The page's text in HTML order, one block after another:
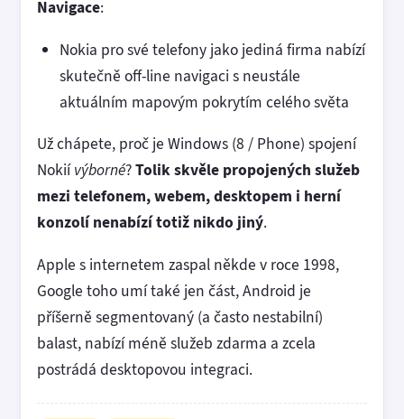
Navigace:
Nokia pro své telefony jako jediná firma nabízí
skutečně off-line navigaci s neustále
aktuálním mapovým pokrytím celého světa
Už chápete, proč je Windows (8 / Phone) spojení
Nokiívýborné?Tolik skvěle propojených služeb
mezi telefonem, webem, desktopem i herní
konzolí nenabízí totiž nikdo jiný.
Apple s internetem zaspal někde v roce 1998,
Google toho umí také jen část, Android je
příšerně segmentovaný (a často nestabilní)
balast, nabízí méně služeb zdarma a zcela
postrádá desktopovou integraci.